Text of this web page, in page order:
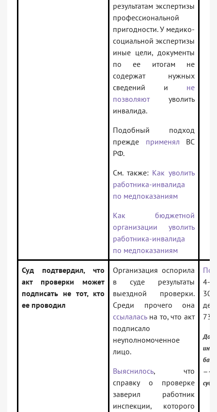
результатам экспертизы
профессиональной
пригодности. У медико-
социальной экспертизы
иные цели, документы
по ее итогам не
содержат нужных
сведений и не
позволяютуволить
инвалида.
Подобный подход
прежде применял ВС
РФ.
См. также: Как уволить
работника-инвалида
по медпоказаниям
Как бюджетной
организации уволить
работника-инвалида
по медпоказаниям
Суд подтвердил, что
акт проверки может
подписать не тот, кто
ее проводил
Организация оспорила
в суде результаты
выездной проверки.
Среди прочего она
ссылаласьна то, что акт
подписало
неуполномоченное
лицо.
Выяснилось, что
справку о проверке
заверил работник
инспекции, которого
4-
— 4
суд